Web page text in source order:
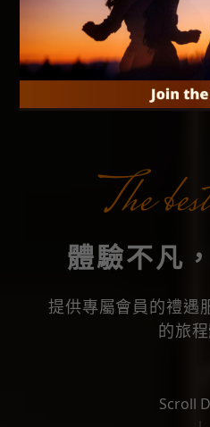
The
體驗不凡
提供專屬會員的禮遇
的旅
Scroll